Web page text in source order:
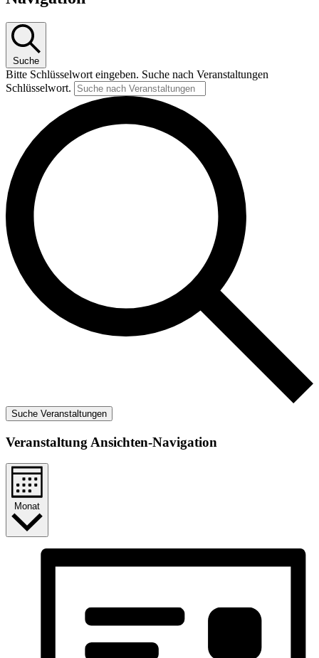
Suche
Bitte Schlüsselwort eingeben. Suche nach Veranstaltungen
Schlüsselwort.
Suche Veranstaltungen
Veranstaltung Ansichten-Navigation
Monat